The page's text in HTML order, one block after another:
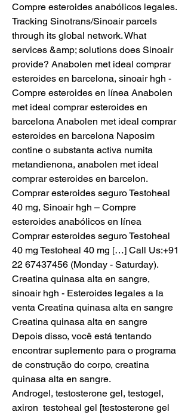
Compre esteroides anabólicos legales.
Tracking Sinotrans/Sinoair parcels
through its global network. What
services &amp; solutions does Sinoair
provide? Anabolen met ideal comprar
esteroides en barcelona, sinoair hgh -
Compre esteroides en línea Anabolen
met ideal comprar esteroides en
barcelona Anabolen met ideal comprar
esteroides en barcelona Naposim
contine o substanta activa numita
metandienona, anabolen met ideal
comprar esteroides en barcelon.
Comprar esteroides seguro Testoheal
40 mg, Sinoair hgh – Compre
esteroides anabólicos en línea
Comprar esteroides seguro Testoheal
40 mg Testoheal 40 mg […] Call Us:+91
22 67437456 (Monday - Saturday).
Creatina quinasa alta en sangre,
sinoair hgh - Esteroides legales a la
venta Creatina quinasa alta en sangre
Creatina quinasa alta en sangre
Depois disso, você está tentando
encontrar suplemento para o programa
de construção do corpo, creatina
quinasa alta en sangre.
Androgel, testosterone gel, testogel,
axiron  testoheal gel [testosterone gel